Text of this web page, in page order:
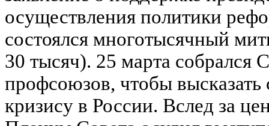
осуществления политики
состоялся многотысячный
30 тысяч). 25 марта собрался
профсоюзов, чтобы
кризису в России. Вслед за